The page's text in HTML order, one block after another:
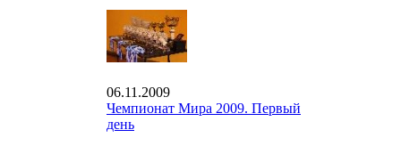
06.11.2009
Чемпионат Мира 2009. Первый
день